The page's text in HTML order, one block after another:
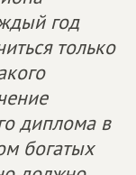
год
только
диплома в
богатых